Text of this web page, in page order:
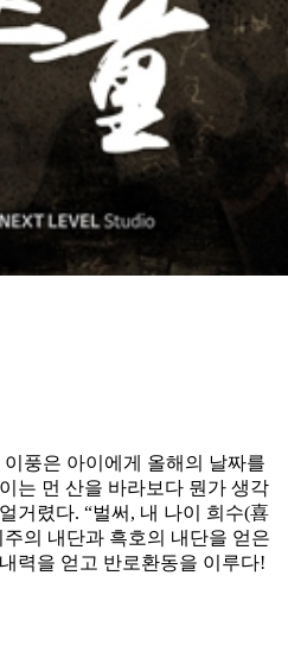
이풍은 아이에게 올해의 날짜를
는 먼 산을 바라보다 뭔가 생각
거렸다. “벌써, 내 나이 희수(喜
의 내단과 흑호의 내단을 얻은
력을 얻고 반로환동을 이루다!